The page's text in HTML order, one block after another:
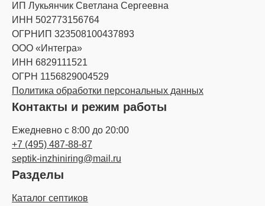
ИП Лукьянчик Светлана Сергеевна
ИНН 502773156764
ОГРНИП 323508100437893
ООО «Интегра»
ИНН 6829111521
ОГРН 1156829004529
Политика обработки персональных данных
Контакты и режим работы
Ежедневно с 8:00 до 20:00
+7 (495) 487-88-87
septik-inzhiniring@mail.ru
Разделы
Каталог септиков